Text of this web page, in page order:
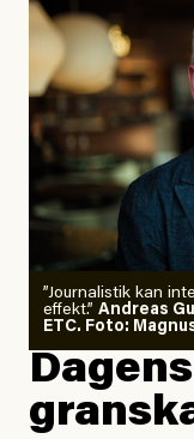
”Journalistik kan
effekt.” Andreas
ETC. Foto: